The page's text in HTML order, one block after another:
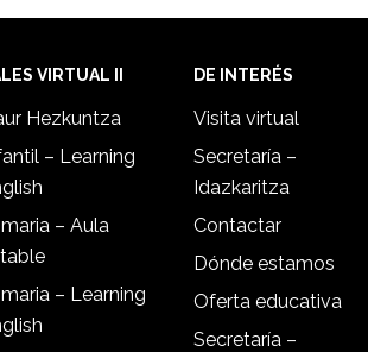
VIRTUAL II
Hezkuntza
– Learning
– Aula
– Learning
DE INTERÉS
Visita virtual
Secretaría –
Idazkaritza
Contactar
Dónde estamos
Oferta educativa
Secretaría –